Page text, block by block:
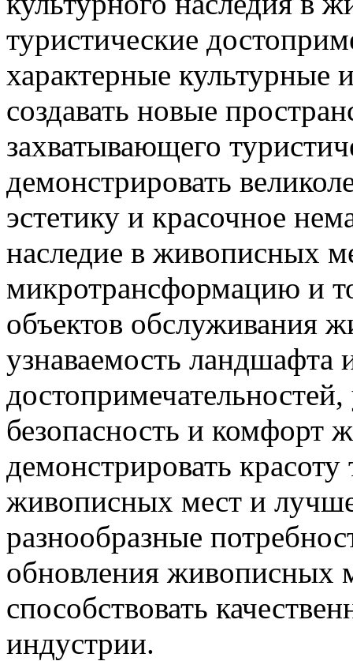
туристические
характерные культурные
создавать новые
захватывающего
демонстрировать
эстетику и красочное
наследие в живописных
микротрансформацию и
объектов обслуживания
узнаваемость ландшафта
безопасность и комфорт
демонстрировать
живописных мест и лучше
разнообразные
обновления живописных
способствовать
индустрии.